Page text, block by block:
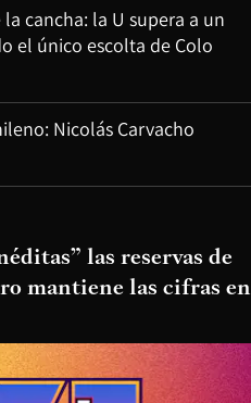
cancha: la U supera a un
el único escolta de Colo
Nicolás Carvacho
las reservas de
mantiene las cifras en